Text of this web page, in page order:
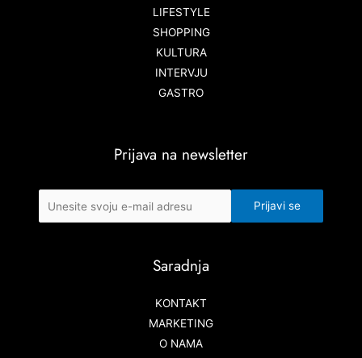
LIFESTYLE
SHOPPING
KULTURA
INTERVJU
GASTRO
Prijava na newsletter
Saradnja
KONTAKT
MARKETING
O NAMA